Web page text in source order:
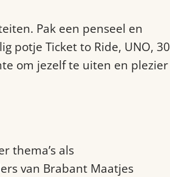
Pak een penseel en
potje Ticket to Ride, UNO, 30
om jezelf te uiten en plezier
thema’s als
van Brabant Maatjes